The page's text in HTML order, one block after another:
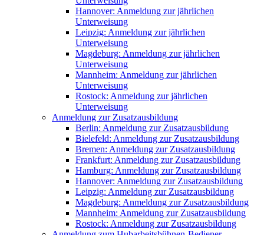
Hannover: Anmeldung zur jährlichen
Unterweisung
Leipzig: Anmeldung zur jährlichen
Unterweisung
Magdeburg: Anmeldung zur jährlichen
Unterweisung
Mannheim: Anmeldung zur jährlichen
Unterweisung
Rostock: Anmeldung zur jährlichen
Unterweisung
Anmeldung zur Zusatzausbildung
Berlin: Anmeldung zur Zusatzausbildung
Bielefeld: Anmeldung zur Zusatzausbildung
Bremen: Anmeldung zur Zusatzausbildung
Frankfurt: Anmeldung zur Zusatzausbildung
Hamburg: Anmeldung zur Zusatzausbildung
Hannover: Anmeldung zur Zusatzausbildung
Leipzig: Anmeldung zur Zusatzausbildung
Magdeburg: Anmeldung zur Zusatzausbildung
Mannheim: Anmeldung zur Zusatzausbildung
Rostock: Anmeldung zur Zusatzausbildung